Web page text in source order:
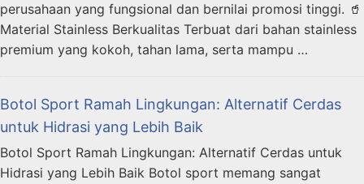
perusahaan yang fungsional dan bernilai promosi tinggi. 🥤
Material Stainless Berkualitas Terbuat dari bahan stainless
premium yang kokoh, tahan lama, serta mampu …
Botol Sport Ramah Lingkungan: Alternatif Cerdas
untuk Hidrasi yang Lebih Baik
Botol Sport Ramah Lingkungan: Alternatif Cerdas untuk
Hidrasi yang Lebih Baik Botol sport memang sangat